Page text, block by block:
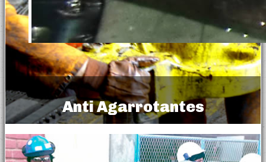
Anti Agarrotantes
Anti Seizes